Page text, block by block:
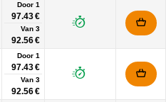
Door 1
97.43 €
Van 3
92.56 €
Door 1
97.43 €
Van 3
92.56 €